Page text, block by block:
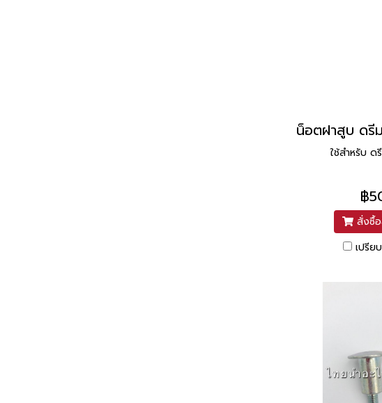
ใช้สำหรับ
฿
สั่งซื้
เปรีย